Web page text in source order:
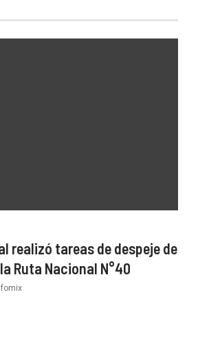
realizó tareas de despeje de
Ruta Nacional N°40